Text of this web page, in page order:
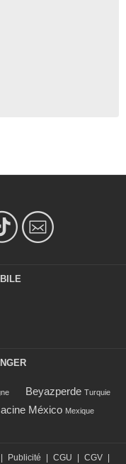
Beyazperde Turquie
México Mexique
Publicité CGU CGV